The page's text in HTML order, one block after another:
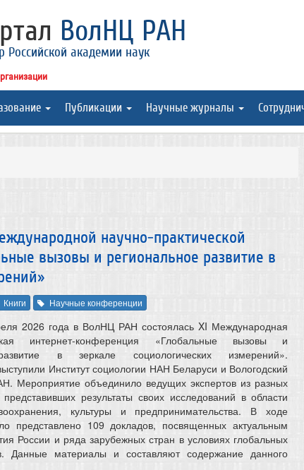
ВолНЦ РАН
Российской академии наук
Публикации Научные журналы
научно-практической
вызовы и региональное развитие в
Книги Научные конференции
2026 года в ВолНЦ РАН состоялась XI Международная
интернет-конференция «Глобальные вызовы и
в зеркале социологических измерений».
Институт социологии НАН Беларуси и Вологодский
Мероприятие объединило ведущих экспертов из разных
результаты своих исследований в области
культуры и предпринимательства. В ходе
представлено 109 докладов, посвященных актуальным
России и ряда зарубежных стран в условиях глобальных
Данные материалы и составляют содержание данного